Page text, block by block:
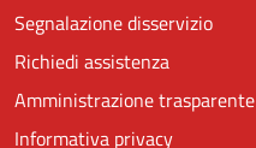
Segnalazione disservizio
Richiedi assistenza
Amministrazione trasparente
Informativa privacy